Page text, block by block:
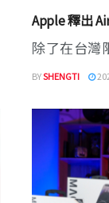
Apple 釋出
除了在台灣
BYSHENGTI